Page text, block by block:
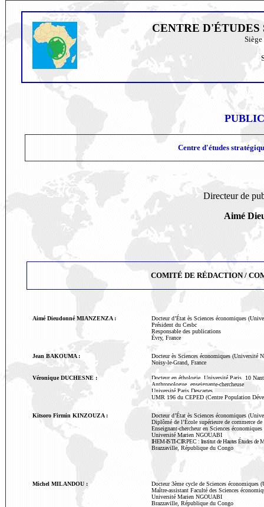
CENTRE D'ÉTUDES
Centre d'études
Directeur de
Aimé
COMITÉ DE RÉDACTION /
Aimé Dieudonné MIANZENZA :
Docteur d’État ès Sciences économiques
Président du Cesbc
Responsable des publications
Évry, France
Jean BAKOUMA :
Docteur ès Sciences économiques (Université
Noisy-le-Grand, France
Véronique DUCHESNE : Docteur en éthologie, Université Paris
10
Anthropologue, enseignante-chercheuse
Université Paris Descartes,
UMR 196 du CEPED (Centre Population
Kitsoro Firmin KINZOUZA :
Docteur d’État ès Sciences économiques
Diplômé de l’École supérieure de commerce de
Enseignant-chercheur en Sciences
Université Marien NGOUABI
IHEM-ISTI-CIRPEC : Institut de Hautes Études de
Brazzaville, République du Congo
Michel MILANDOU :
Docteur 3ème cycle de Sciences économiques
Maître-assistant Faculté des Sciences
Université Marien NGOUABI
Brazzaville, République du Congo